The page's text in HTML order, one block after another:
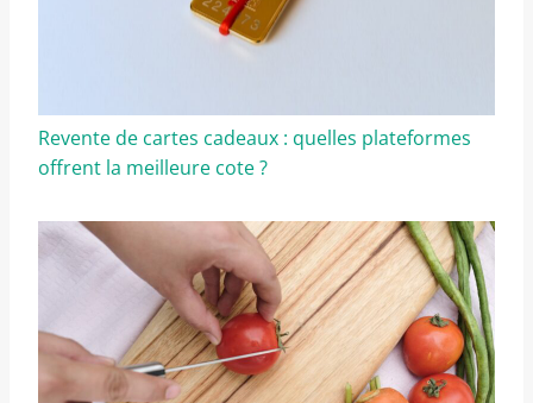
Revente de cartes cadeaux : quelles plateformes
offrent la meilleure cote ?